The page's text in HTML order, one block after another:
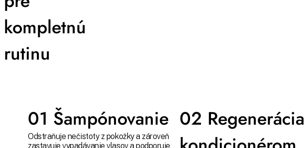
kompletnú
rutinu
01 Šampónovanie
Odstraňuje nečistoty z pokožky a zároveň
zastavuje vypadávanie vlasov a podporuje
02